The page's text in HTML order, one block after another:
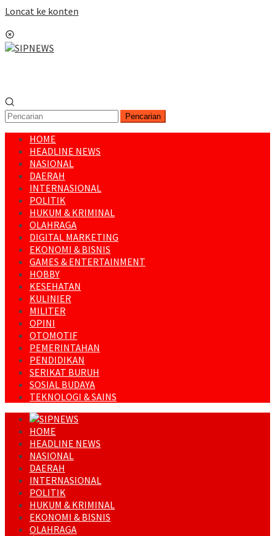
Loncat ke konten
Pencarian
HOME
HEADLINE NEWS
NASIONAL
DAERAH
INTERNASIONAL
POLITIK
HUKUM & KRIMINAL
OLAHRAGA
DIGITAL MARKETING
EKONOMI & BISNIS
GAMES & ENTERTAINMENT
HOBBY
KESEHATAN
KULINIER
MILITER
OPINI
OTOMOTIF
PEMERINTAHAN
PENDIDIKAN
SERIKAT BURUH
SOSIAL BUDAYA
TEKNOLOGI & SAINS
HOME
HEADLINE NEWS
NASIONAL
DAERAH
INTERNASIONAL
POLITIK
HUKUM & KRIMINAL
EKONOMI & BISNIS
OLAHRAGA